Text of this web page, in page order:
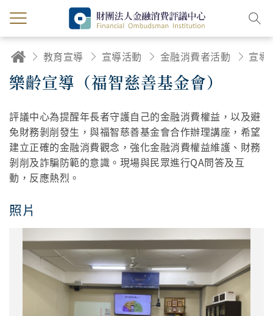
教育宣導 宣導活動 金融消費者活動 宣導
樂齡宣導（福智慈善基金會）
評議中心為提醒年長者守護自己的金融消費權益，以及避
免財務剝削發生，與福智慈善基金會合作辦理講座，希望
建立正確的金融消費觀念，強化金融消費權益維護、財務
剝削及詐騙防範的意識。現場與民眾進行QA問答及互
動，反應熱烈。
照片